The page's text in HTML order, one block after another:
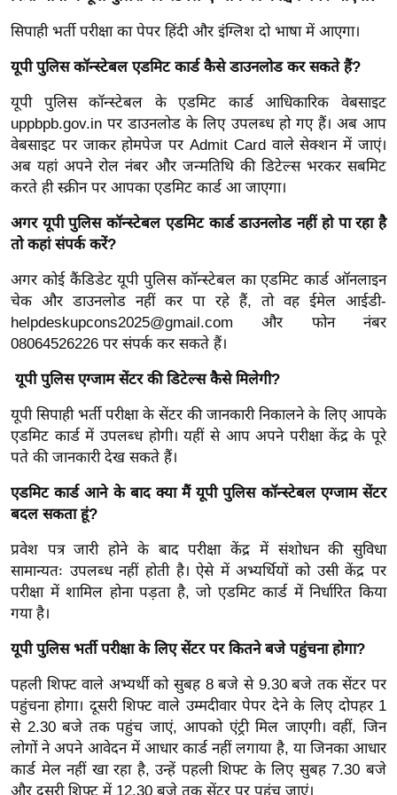
ख्सि
य
त
यं
ग
इं
डि
या
हि
त्य
ग
त
ऑ
टो
व
र्ल्ड
न्यू
ज
ब्री
फ
म
नो
रं
ज
ज
ग
त
बॉ
ली
वु
सिपाही भर्ती परीक्षा का पेपर हिंदी और इंग्लिश दो भाषा में आएगा।
यूपी पुलिस कॉन्स्टेबल एडमिट कार्ड कैसे डाउनलोड कर सकते हैं?
यूपी पुलिस कॉन्स्टेबल के एडमिट कार्ड आधिकारिक वेबसाइट
uppbpb.gov.in पर डाउनलोड के लिए उपलब्ध हो गए हैं। अब आप
वेबसाइट पर जाकर होमपेज पर Admit Card वाले सेक्शन में जाएं।
अब यहां अपने रोल नंबर और जन्मतिथि की डिटेल्स भरकर सबमिट
करते ही स्क्रीन पर आपका एडमिट कार्ड आ जाएगा।
अगर यूपी पुलिस कॉन्स्टेबल एडमिट कार्ड डाउनलोड नहीं हो पा रहा है
तो कहां संपर्क करें?
अगर कोई कैंडिडेट यूपी पुलिस कॉन्स्टेबल का एडमिट कार्ड ऑनलाइन
चेक और डाउनलोड नहीं कर पा रहे हैं, तो वह ईमेल आईडी-
helpdeskupcons2025@gmail.com और फोन नंबर
08064526226 पर संपर्क कर सकते हैं।
यूपी पुलिस एग्जाम सेंटर की डिटेल्स कैसे मिलेगी?
यूपी सिपाही भर्ती परीक्षा के सेंटर की जानकारी निकालने के लिए आपके
एडमिट कार्ड में उपलब्ध होगी। यहीं से आप अपने परीक्षा केंद्र के पूरे
पते की जानकारी देख सकते हैं।
एडमिट कार्ड आने के बाद क्या मैं यूपी पुलिस कॉन्स्टेबल एग्जाम सेंटर
बदल सकता हूं?
प्रवेश पत्र जारी होने के बाद परीक्षा केंद्र में संशोधन की सुविधा
सामान्यतः उपलब्ध नहीं होती है। ऐसे में अभ्यर्थियों को उसी केंद्र पर
परीक्षा में शामिल होना पड़ता है, जो एडमिट कार्ड में निर्धारित किया
गया है।
यूपी पुलिस भर्ती परीक्षा के लिए सेंटर पर कितने बजे पहुंचना होगा?
पहली शिफ्ट वाले अभ्यर्थी को सुबह 8 बजे से 9.30 बजे तक सेंटर पर
पहुंचना होगा। दूसरी शिफ्ट वाले उम्मदीवार पेपर देने के लिए दोपहर 1
से 2.30 बजे तक पहुंच जाएं, आपको एंट्री मिल जाएगी। वहीं, जिन
लोगों ने अपने आवेदन में आधार कार्ड नहीं लगाया है, या जिनका आधार
कार्ड मेल नहीं खा रहा है, उन्हें पहली शिफ्ट के लिए सुबह 7.30 बजे
और दूसरी शिफ्ट में 12.30 बजे तक सेंटर पर पहुंच जाएं।